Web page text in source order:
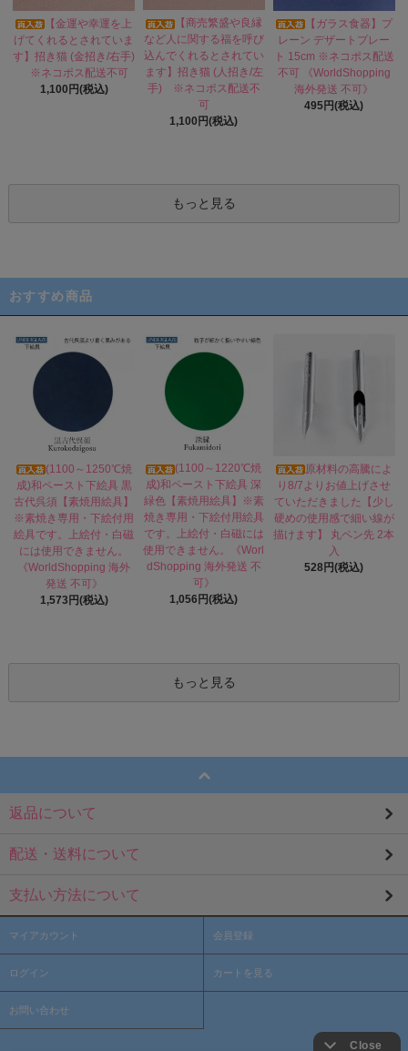
【金運や幸運を上
げてくれるとされていま
す】招き猫 (金招き/右手)
※ネコポス配送不可
1,100円(税込)
【商売繁盛や良縁
など人に関する福を呼び
込んでくれるとされてい
ます】招き猫 (人招き/左
手) ※ネコポス配送不
可
1,100円(税込)
【ガラス食器】プ
レーン デザートプレー
ト 15cm ※ネコポス配送
不可 《WorldShopping
海外発送 不可》
495円(税込)
もっと見る
おすすめ商品
(1100～1250℃焼
成)和ペースト下絵具 黒
古代呉須【素焼用絵具】
※素焼き専用・下絵付用
絵具です。上絵付・白磁
には使用できません。
《WorldShopping 海外
発送 不可》
1,573円(税込)
(1100～1220℃焼
成)和ペースト下絵具 深
緑色【素焼用絵具】※素
焼き専用・下絵付用絵具
です。上絵付・白磁には
使用できません。《Worl
dShopping 海外発送 不
可》
1,056円(税込)
原材料の高騰によ
り8/7よりお値上げさせ
ていただきました【少し
硬めの使用感で細い線が
描けます】 丸ペン先 2本
入
528円(税込)
もっと見る
返品について
配送・送料について
支払い方法について
マイアカウント 会員登録
ログイン カートを見る
お問い合わせ